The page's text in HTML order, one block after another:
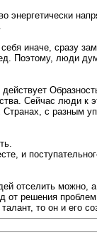
энергетически
иначе, сразу
Поэтому, люди
Сейчас люди к
с разным
и
отселить можно,
решения
то он и его